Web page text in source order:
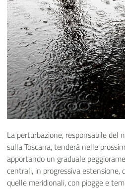
La perturbazione, responsabile
sulla Toscana, tenderà nelle
apportando un graduale
centrali, in progressiva estensione,
quelle meridionali, con piogge e